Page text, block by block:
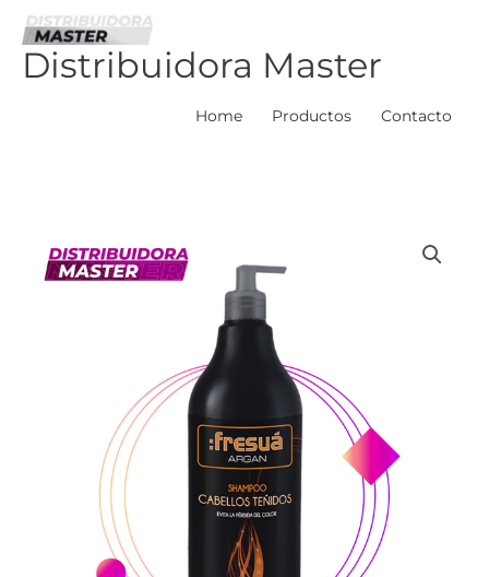
contenido
Distribuidora Master
Home Productos Contacto